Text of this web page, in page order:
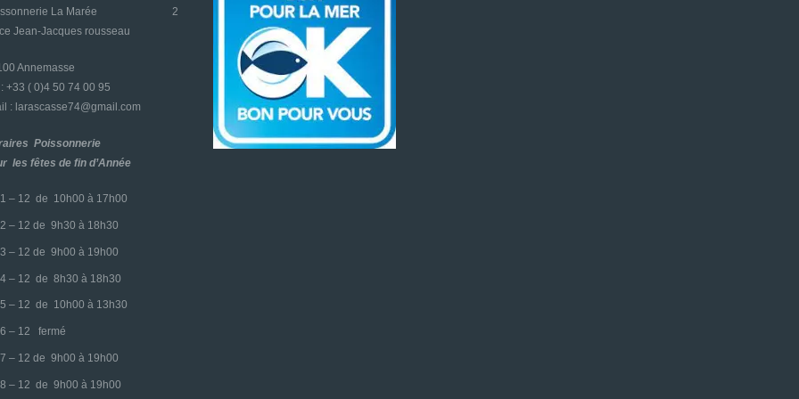
La Marée 2
Jean-Jacques rousseau
Annemasse
: +33 ( 0)4 50 74 00 95
: larascasse74@gmail.com
Poissonnerie
les fêtes de fin d’Année
– 12 de 10h00 à 17h00
– 12 de 9h30 à 18h30
– 12 de 9h00 à 19h00
– 12 de 8h30 à 18h30
– 12 de 10h00 à 13h30
– 12 fermé
– 12 de 9h00 à 19h00
– 12 de 9h00 à 19h00